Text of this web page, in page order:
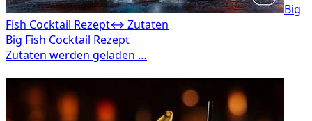
Big
Fish Cocktail Rezept↔ Zutaten